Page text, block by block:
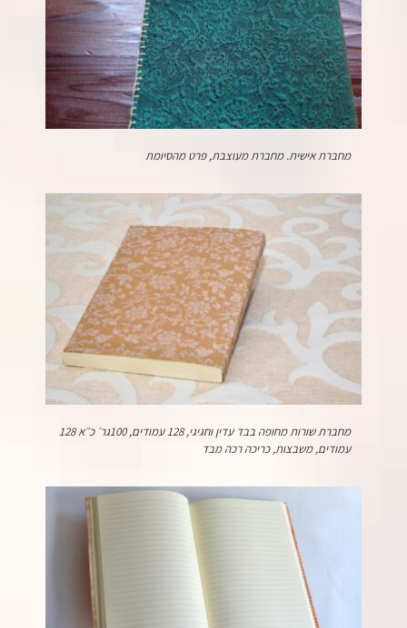
מחברת אישית. מחברת מעוצבת, פרט מהסיומת
מחברת שורות מחופה בבד עדין וחגיגי, 128 עמודים, 100גר׳ כ״א 128
עמודים, משבצות, כריכה רכה מבד